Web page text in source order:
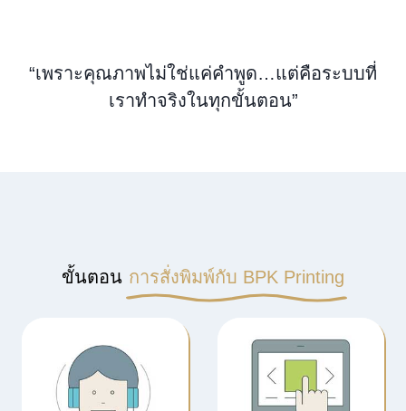
“เพราะคุณภาพไม่ใช่แค่คำพูด…แต่คือระบบที่
เราทำจริงในทุกขั้นตอน”
ขั้นตอน การสั่งพิมพ์กับ BPK Printing